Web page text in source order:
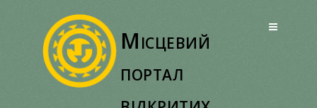
Місцевий
портал